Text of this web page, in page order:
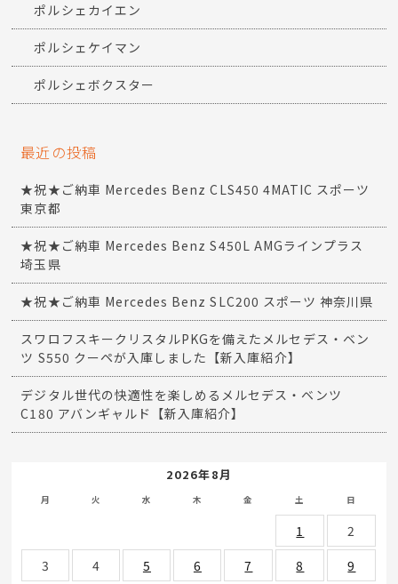
ポルシェカイエン
ポルシェケイマン
ポルシェボクスター
最近の投稿
★祝★ご納車 Mercedes Benz CLS450 4MATIC スポーツ
東京都
★祝★ご納車 Mercedes Benz S450L AMGラインプラス
埼玉県
★祝★ご納車 Mercedes Benz SLC200 スポーツ 神奈川県
スワロフスキークリスタルPKGを備えたメルセデス・ベン
ツ S550 クーペが入庫しました【新入庫紹介】
デジタル世代の快適性を楽しめるメルセデス・ベンツ
C180 アバンギャルド【新入庫紹介】
2026年8月
月 火 水 木 金 土 日
1
2
3
4 5 6 7 8 9